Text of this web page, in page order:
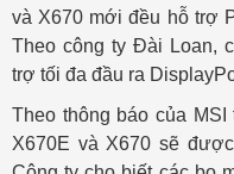
và X670 mới đều hỗ trợ
Theo công ty Đài Loan,
trợ tối đa đầu ra
Theo thông báo của
X670E và X670 sẽ